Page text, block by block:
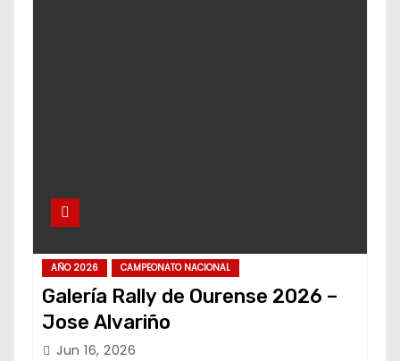
AÑO 2026 CAMPEONATO NACIONAL
Galería Rally de Ourense 2026 –
Jose Alvariño
Jun 16, 2026